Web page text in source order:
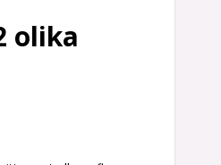
olika